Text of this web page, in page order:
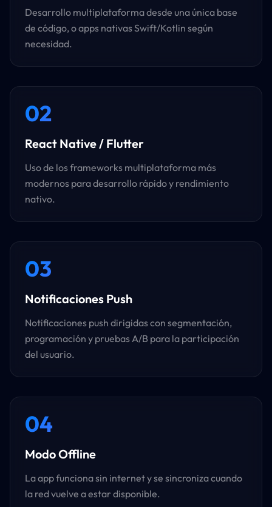
Desarrollo multiplataforma desde una única base
de código, o apps nativas Swift/Kotlin según
necesidad.
02
React Native / Flutter
Uso de los frameworks multiplataforma más
modernos para desarrollo rápido y rendimiento
nativo.
03
Notificaciones Push
Notificaciones push dirigidas con segmentación,
programación y pruebas A/B para la participación
del usuario.
04
Modo Offline
La app funciona sin internet y se sincroniza cuando
la red vuelve a estar disponible.